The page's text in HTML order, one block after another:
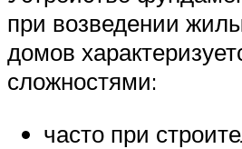
при возведении
домов
сложностями:
часто при